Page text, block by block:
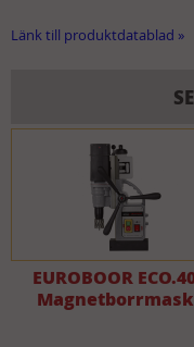
Länk till produktdatablad »
EUROBOOR